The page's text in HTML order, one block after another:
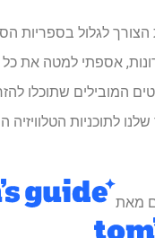
לגלול בספריות
אספתי למטה את
המובילים שתוכלו
לתוכניות
מאת